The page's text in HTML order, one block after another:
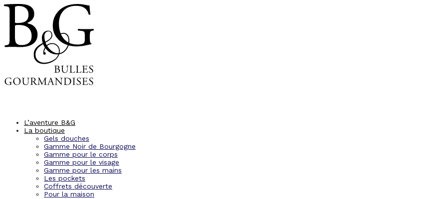
L’aventure B&G
La boutique
Gels douches
Gamme Noir de Bourgogne
Gamme pour le corps
Gamme pour le visage
Gamme pour les mains
Les pockets
Coffrets découverte
Pour la maison
Panneau de gestion des cookies